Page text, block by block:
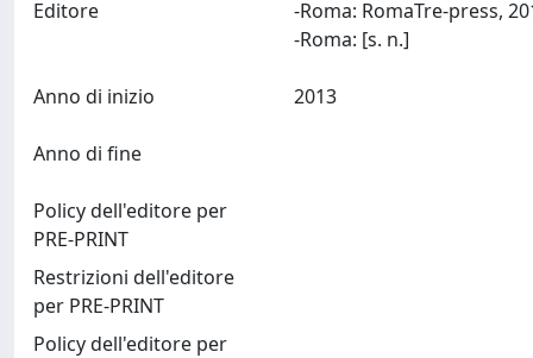
Editore
-Roma: RomaTre-press,
Anno di inizio
Anno di fine
Policy dell'editore per
PRE-PRINT
Restrizioni dell'editore
per PRE-PRINT
Policy dell'editore per